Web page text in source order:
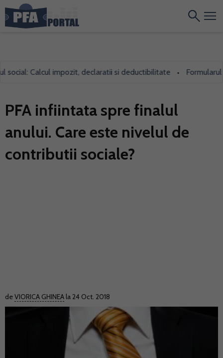
Calcul impozit, declaratii si deductibilitate • Formularul
PFA infiintata spre finalul
anului. Care este nivelul de
contributii sociale?
deVIORICA GHINEA la 24 Oct. 2018